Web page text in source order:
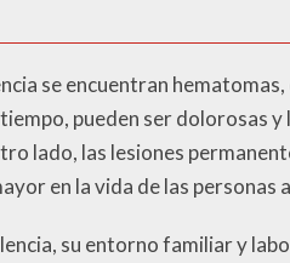
se encuentran
pueden ser dolorosas
lado, las lesiones
en la vida de las personas
su entorno familiar y